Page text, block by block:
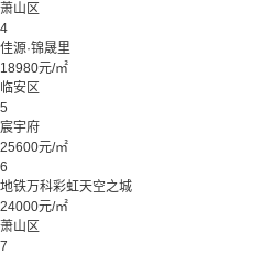
萧山区
4
佳源·锦晟里
18980元/㎡
临安区
5
宸宇府
25600元/㎡
6
地铁万科彩虹天空之城
24000元/㎡
萧山区
7